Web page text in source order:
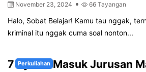
November 23, 2024 66 Tayangan
Halo, Sobat Belajar! Kamu tau nggak,
kriminal itu nggak cuma soal nonton...
Perkuliahan
7 Syarat Masuk Jurusan